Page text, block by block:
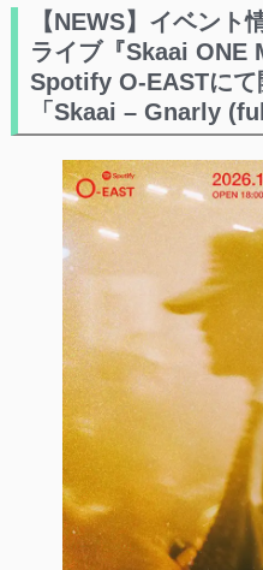
【NEWS】イベン
ライブ『Skaai ONE
Spotify O-EASTにて
「Skaai – Gnarly